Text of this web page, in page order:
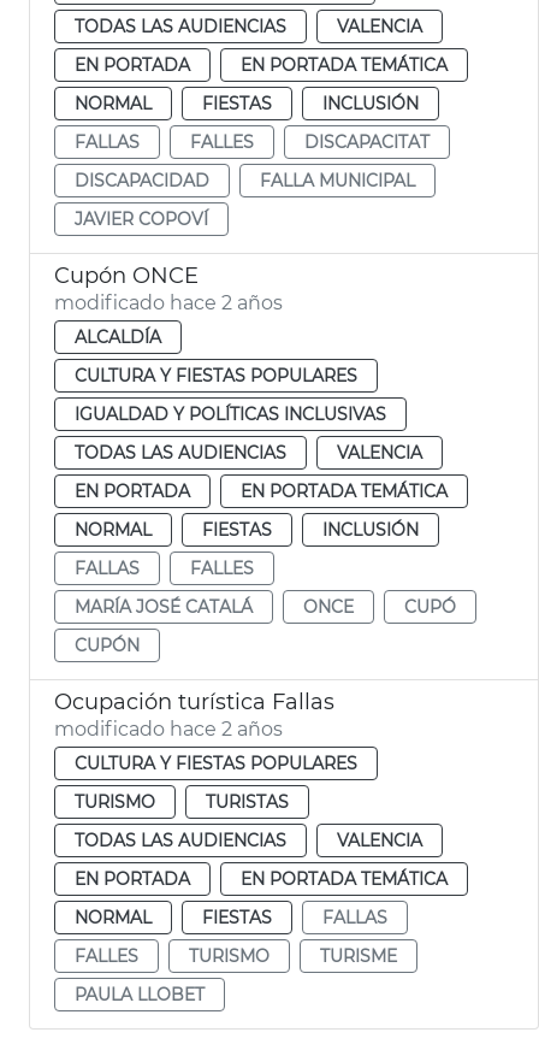
TODAS LAS AUDIENCIAS
VALENCIA
EN PORTADA
EN PORTADA TEMÁTICA
NORMAL
FIESTAS
INCLUSIÓN
FALLAS
FALLES
DISCAPACITAT
DISCAPACIDAD
FALLA MUNICIPAL
JAVIER COPOVÍ
Cupón ONCE
modificado hace 2 años
ALCALDÍA
CULTURA Y FIESTAS POPULARES
IGUALDAD Y POLÍTICAS INCLUSIVAS
TODAS LAS AUDIENCIAS
VALENCIA
EN PORTADA
EN PORTADA TEMÁTICA
NORMAL
FIESTAS
INCLUSIÓN
FALLAS
FALLES
MARÍA JOSÉ CATALÁ
ONCE
CUPÓ
CUPÓN
Ocupación turística Fallas
modificado hace 2 años
CULTURA Y FIESTAS POPULARES
TURISMO
TURISTAS
TODAS LAS AUDIENCIAS
VALENCIA
EN PORTADA
EN PORTADA TEMÁTICA
NORMAL
FIESTAS
FALLAS
FALLES
TURISMO
TURISME
PAULA LLOBET